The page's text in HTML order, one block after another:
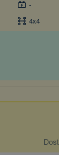
-
4x4